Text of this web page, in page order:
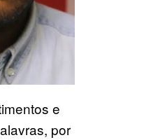
e
por